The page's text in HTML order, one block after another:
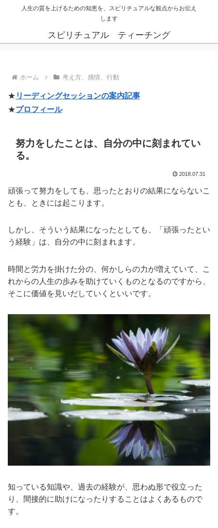
人生の質を上げるための知恵を、スピリチュアルな観点からお伝え
します
スピリチュアル ティーチング
ホーム 考え方、感情、行動
★ リーディングセッションの案内記事
★プロフィール
努力をしたことは、自分の中に刻まれてい
る。
2018.07.31
頑張って努力をしても、思ったとおりの結果にならないこ
とも、ときには起こります。
しかし、そういう結果になったとしても、「頑張ったとい
う経験」は、自分の中に刻まれます。
時間と労力を掛けた分の、何かしらの力が増えていて、こ
れからの人生の歩みを助けていくものとなるのですから、
そこに価値を見いだしていくといいです。
知っている知識や、過去の経験が、思わぬ形で役立った
り、間接的に助けになったりすることはよくあるもので
す。